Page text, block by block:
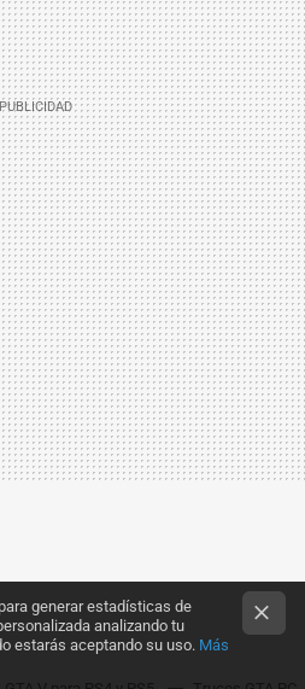
generar estadísticas de
analizando tu
estarás aceptando su uso. Más